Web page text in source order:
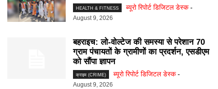
HEALTH & FITNESS ब्यूरो रिपोर्ट डिजिटल डेस्क -
August 9, 2026
बहराइच: लो-वोल्टेज की समस्या से परेशान 70
ग्राम पंचायतों के ग्रामीणों का प्रदर्शन, एसडीएम
को सौंपा ज्ञापन
क्राइम (CRIME) ब्यूरो रिपोर्ट डिजिटल डेस्क -
August 9, 2026